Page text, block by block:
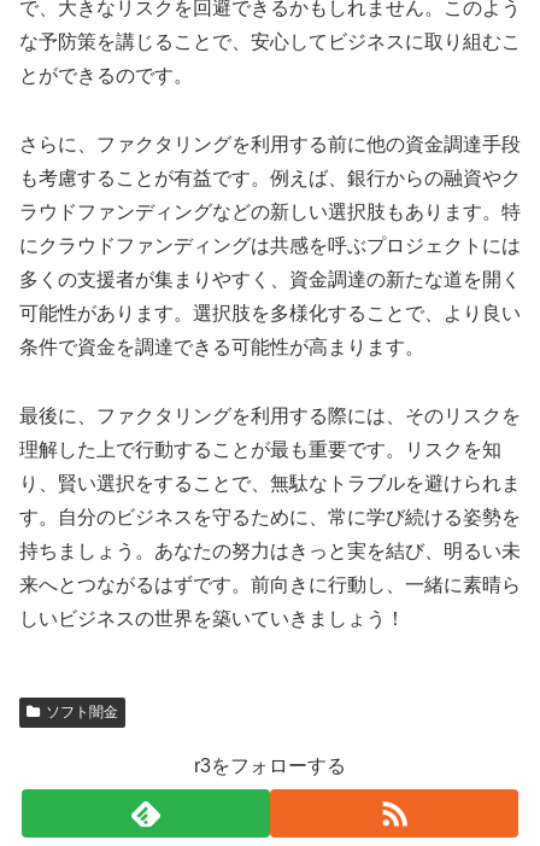
で、大きなリスクを回避できるかもしれません。このよう
な予防策を講じることで、安心してビジネスに取り組むこ
とができるのです。
さらに、ファクタリングを利用する前に他の資金調達手段
も考慮することが有益です。例えば、銀行からの融資やク
ラウドファンディングなどの新しい選択肢もあります。特
にクラウドファンディングは共感を呼ぶプロジェクトには
多くの支援者が集まりやすく、資金調達の新たな道を開く
可能性があります。選択肢を多様化することで、より良い
条件で資金を調達できる可能性が高まります。
最後に、ファクタリングを利用する際には、そのリスクを
理解した上で行動することが最も重要です。リスクを知
り、賢い選択をすることで、無駄なトラブルを避けられま
す。自分のビジネスを守るために、常に学び続ける姿勢を
持ちましょう。あなたの努力はきっと実を結び、明るい未
来へとつながるはずです。前向きに行動し、一緒に素晴ら
しいビジネスの世界を築いていきましょう！
ソフト闇金
r3をフォローする